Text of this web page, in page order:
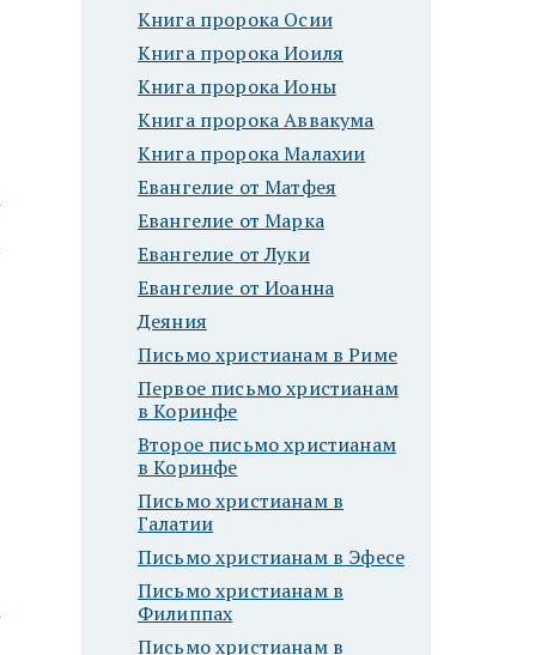
Книга пророка Осии
Книга пророка Иоиля
Книга пророка Ионы
Книга пророка Аввакума
Книга пророка Малахии
Евангелие от Матфея
Евангелие от Марка
Евангелие от Луки
Евангелие от Иоанна
Деяния
Письмо христианам в Риме
Первое письмо христианам
в Коринфе
Второе письмо христианам
в Коринфе
Письмо христианам в
Галатии
Письмо христианам в Эфесе
Письмо христианам в
Филиппах
Письмо христианам в